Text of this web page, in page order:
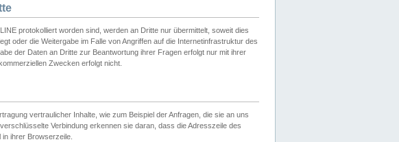
protokolliert worden sind, werden an Dritte nur übermittelt, soweit dies
oder die Weitergabe im Falle von Angriffen auf die Internetinfrastruktur des
der Daten an Dritte zur Beantwortung ihrer Fragen erfolgt nur mit ihrer
Zwecken erfolgt nicht.
vertraulicher Inhalte, wie zum Beispiel der Anfragen, die sie an uns
Verbindung erkennen sie daran, dass die Adresszeile des
ihrer Browserzeile.